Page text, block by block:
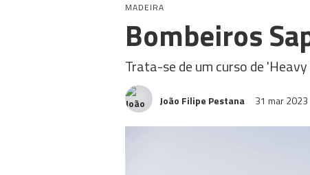
MADEIRA
Bombeiros
Trata-se de um curso de
João Filipe Pestana 31 mar 2023